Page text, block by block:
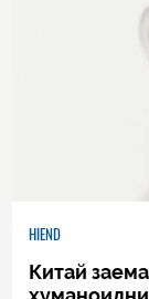
HIEND
Китай